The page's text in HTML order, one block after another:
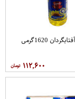
روغن مايع آفتابگردان 1620گرمی
۱۱۲,۶۰۰